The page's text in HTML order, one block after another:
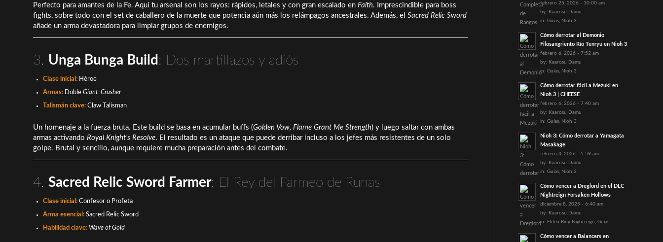
Perfecto para amantes de la Fe. Aquí tu arsenal son los rayos: rápidos, letales y con gran escalado en Faith. Imprescindible para boss
fights, sobre todo con el set de caballero de la muerte que potencia aún más los relámpagos ancestrales. Además, el Sacred Relic Sword
añade un arma devastadora para limpiar grupos de enemigos.
3. Unga Bunga Build : Dos martillazos y adiós
Clase inicial: Héroe
Armas: Doble Giant-Crusher
Talismán clave: Claw Talisman
Un homenaje a la fuerza bruta. Este build se basa en acumular buffs (Golden Vow, Flame Grant Me Strength) y luego saltar con ambas
armas activando Royal Knight’s Resolve. El resultado es un ataque que puede derribar incluso a los jefes más resistentes de un solo
golpe. Brutal y sencillo, aunque requiere mucha preparación antes del combate.
4. Sacred Relic Sword Farmer: El Rey del Farmeo de Runas
Clase inicial: Confesor o Profeta
Arma esencial: Sacred Relic Sword
Habilidad clave: Wave of Gold
febrero 25, 2026 - 10:00 am
by: Kaarosu Damu
in: Guías, Nioh 3
Cómo derrotar al Demonio
Filosangriento Río Tenryu en Nioh 3
febrero 6, 2026 - 7:52 am
by: Kaarosu Damu
in: Guías, Nioh 3
Cómo derrotar fácil a Mezuki en
Nioh 3 | CHEESE
febrero 6, 2026 - 7:40 am
by: Kaarosu Damu
in: Guías, Nioh 3
Nioh 3: Cómo derrotar a Yamagata
Masakage
febrero 3, 2026 - 5:59 am
by: Kaarosu Damu
in: Guías, Nioh 3
Cómo vencer a Dreglord en el DLC
Nightreign Forsaken Hollows
diciembre 8, 2025 - 6:40 am
by: Kaarosu Damu
in: Elden Ring Nightreign, Guías
Cómo vencer a Balancers en